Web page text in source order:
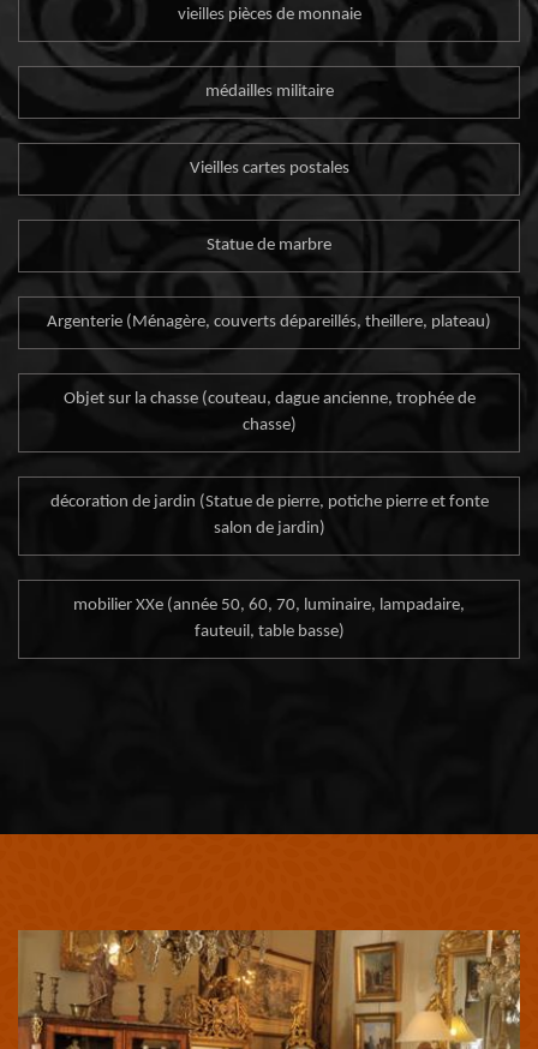
vieilles pièces de monnaie
médailles militaire
Vieilles cartes postales
Statue de marbre
Argenterie (Ménagère, couverts dépareillés, theillere, plateau)
Objet sur la chasse (couteau, dague ancienne, trophée de
chasse)
décoration de jardin (Statue de pierre, potiche pierre et fonte
salon de jardin)
mobilier XXe (année 50, 60, 70, luminaire, lampadaire,
fauteuil, table basse)